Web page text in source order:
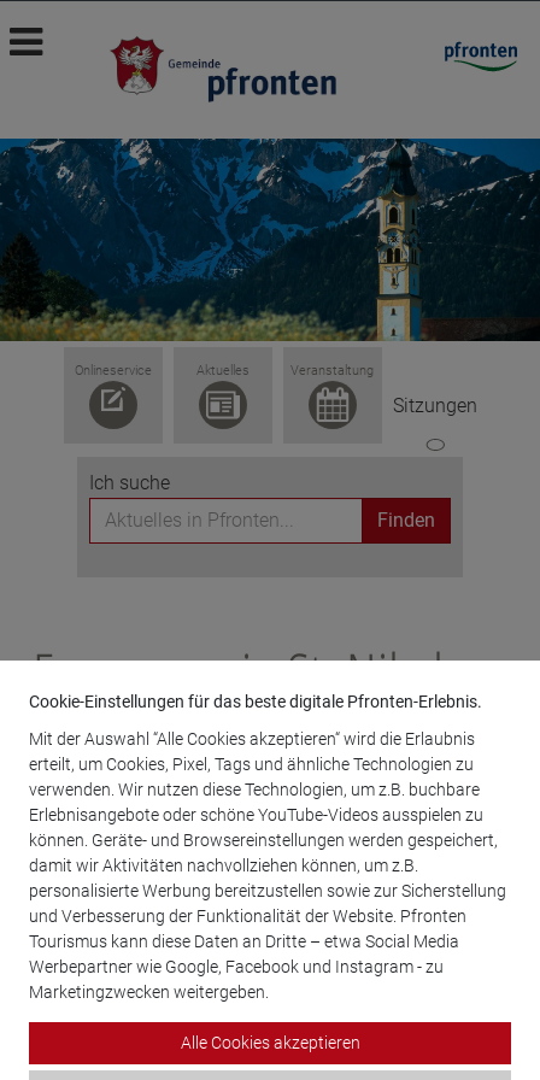
Onlineservice Aktuelles Veranstaltung
Sitzungen
Ich suche
Finden
Frauenverein St. Nikolaus
Brunnenweg 1
87459 Pfronten
Telefon
08363 1014
Christel Kaltenbach
zurück
Cookie-Einstellungen für das beste digitale Pfronten-Erlebnis.
Mit der Auswahl “Alle Cookies akzeptieren“ wird die Erlaubnis
erteilt, um Cookies, Pixel, Tags und ähnliche Technologien zu
verwenden. Wir nutzen diese Technologien, um z.B. buchbare
Erlebnisangebote oder schöne YouTube-Videos ausspielen zu
können. Geräte- und Browsereinstellungen werden gespeichert,
damit wir Aktivitäten nachvollziehen können, um z.B.
personalisierte Werbung bereitzustellen sowie zur Sicherstellung
und Verbesserung der Funktionalität der Website. Pfronten
Tourismus kann diese Daten an Dritte – etwa Social Media
Werbepartner wie Google, Facebook und Instagram - zu
Marketingzwecken weitergeben.
Alle Cookies akzeptieren